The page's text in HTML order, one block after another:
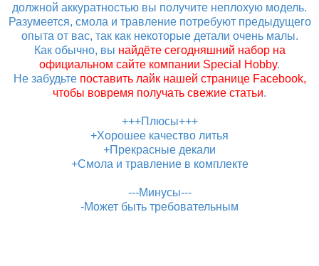
должной аккуратностью вы получите неплохую модель.
Разумеется, смола и травление потребуют предыдущего
опыта от вас, так как некоторые детали очень малы.
Как обычно, вы найдёте сегодняшний набор на
официальном сайте компании Special Hobby.
Не забудьте поставить лайк нашей странице Facebook,
чтобы вовремя получать свежие статьи.
+++Плюсы+++
+Хорошее качество литья
+Прекрасные декали
+Смола и травление в комплекте
---Минусы---
-Может быть требовательным